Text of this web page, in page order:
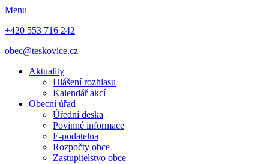
Menu
+420 553 716 242
obec@teskovice.cz
Aktuality
Hlášení rozhlasu
Kalendář akcí
Obecní úřad
Úřední deska
Povinné informace
E-podatelna
Rozpočty obce
Zastupitelstvo obce